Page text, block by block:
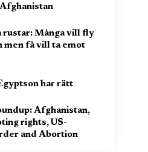
rustar: Många vill fly
men få vill ta emot
Afghanistan,
rights, US-
and Abortion